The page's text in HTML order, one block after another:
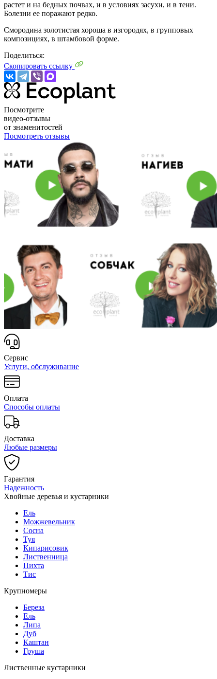
растет и на бедных почвах, и в условиях засухи, и в тени.
Болезни ее поражают редко.
Смородина золотистая хороша в изгородях, в групповых
композициях, в штамбовой форме.
Поделиться:
Скопировать ссылку
Посмотрите
видео-отзывы
от знаменитостей
Посмотреть отзывы
Сервис
Услуги, обслуживание
Оплата
Способы оплаты
Доставка
Любые размеры
Гарантия
Надежность
Хвойные деревья и кустарники
Ель
Можжевельник
Сосна
Туя
Кипарисовик
Лиственница
Пихта
Тис
Крупномеры
Береза
Ель
Липа
Дуб
Каштан
Груша
Лиственные кустарники